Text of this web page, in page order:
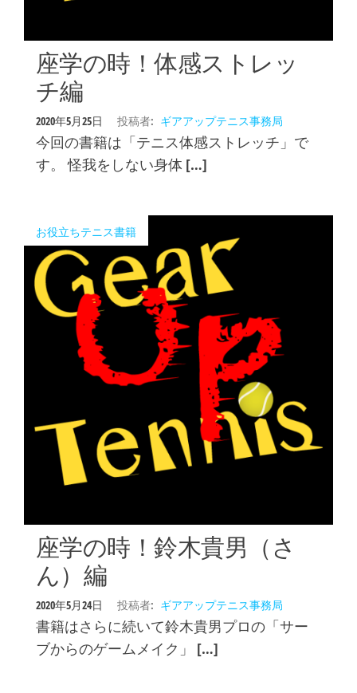
座学の時！体感ストレッ
チ編
2020年5月25日 投稿者: ギアアップテニス事務局
今回の書籍は「テニス体感ストレッチ」で
す。 怪我をしない身体 […]
お役立ちテニス書籍
座学の時！鈴木貴男（さ
ん）編
2020年5月24日 投稿者: ギアアップテニス事務局
書籍はさらに続いて鈴木貴男プロの「サー
ブからのゲームメイク」 […]